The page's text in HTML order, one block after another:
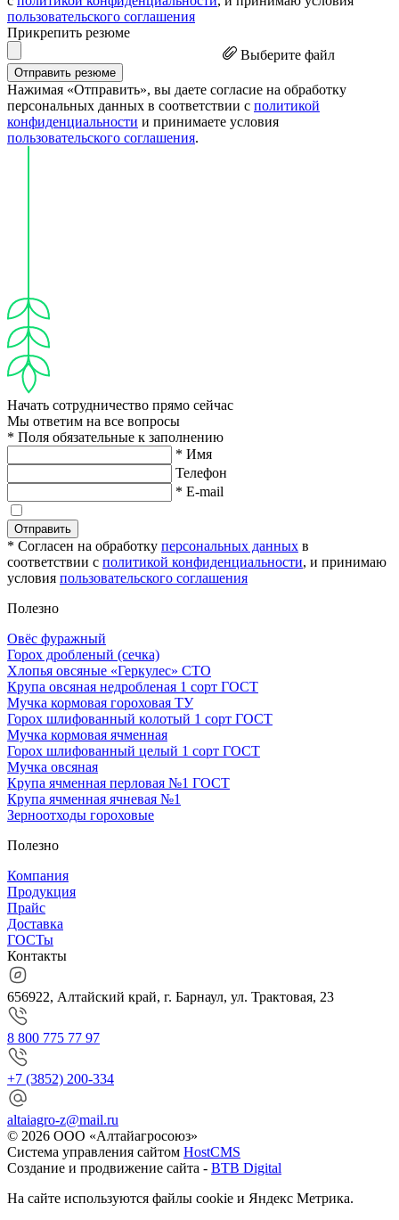
пользовательского соглашения
Прикрепить резюме
Выберите файл
Отправить резюме
Нажимая «Отправить», вы даете согласие на обработку
персональных данных в соответствии с политикой
конфиденциальности и принимаете условия
пользовательского соглашения.
Начать сотрудничество прямо сейчас
Мы ответим на все вопросы
* Поля обязательные к заполнению
* Имя
Телефон
* E-mail
Отправить
* Согласен на обработку персональных данных в
соответствии с политикой конфиденциальности, и принимаю
условия пользовательского соглашения
Полезно
Овёс фуражный
Горох дробленый (сечка)
Хлопья овсяные «Геркулес» СТО
Крупа овсяная недробленая 1 сорт ГОСТ
Мучка кормовая гороховая ТУ
Горох шлифованный колотый 1 сорт ГОСТ
Мучка кормовая ячменная
Горох шлифованный целый 1 сорт ГОСТ
Мучка овсяная
Крупа ячменная перловая №1 ГОСТ
Крупа ячменная ячневая №1
Зерноотходы гороховые
Полезно
Компания
Продукция
Прайс
Доставка
ГОСТы
Контакты
656922, Алтайский край, г. Барнаул, ул. Трактовая, 23
8 800 775 77 97
+7 (3852) 200-334
altaiagro-z@mail.ru
© 2026 ООО «Алтайагросоюз»
Система управления сайтом HostCMS
Создание и продвижение сайта - BTB Digital
На сайте используются файлы cookie и Яндекс Метрика.